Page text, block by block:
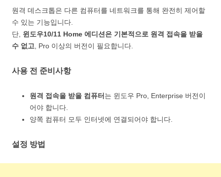
원격 데스크톱은 다른 컴퓨터를 네트워크를 통해 완전히 제어할
수 있는 기능입니다.
단, 윈도우10/11 Home 에디션은 기본적으로 원격 접속을 받을
수 없고 , Pro 이상의 버전이 필요합니다.
사용 전 준비사항
원격 접속을 받을 컴퓨터 는 윈도우 Pro, Enterprise 버전이
어야 합니다.
양쪽 컴퓨터 모두 인터넷에 연결되어야 합니다.
설정 방법